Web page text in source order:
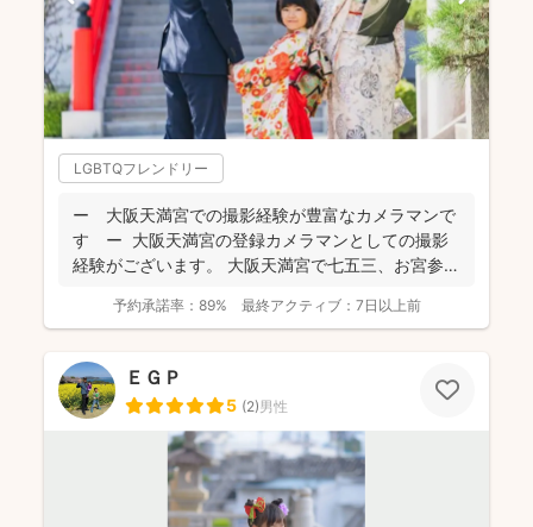
LGBTQフレンドリー
ー 大阪天満宮での撮影経験が豊富なカメラマンで
す ー 大阪天満宮の登録カメラマンとしての撮影
経験がございます。 大阪天満宮で七五三、お宮参り
予約承諾率： 89% 最終アクティブ： 7日以上前
ＥＧＰ
5 (2)男性